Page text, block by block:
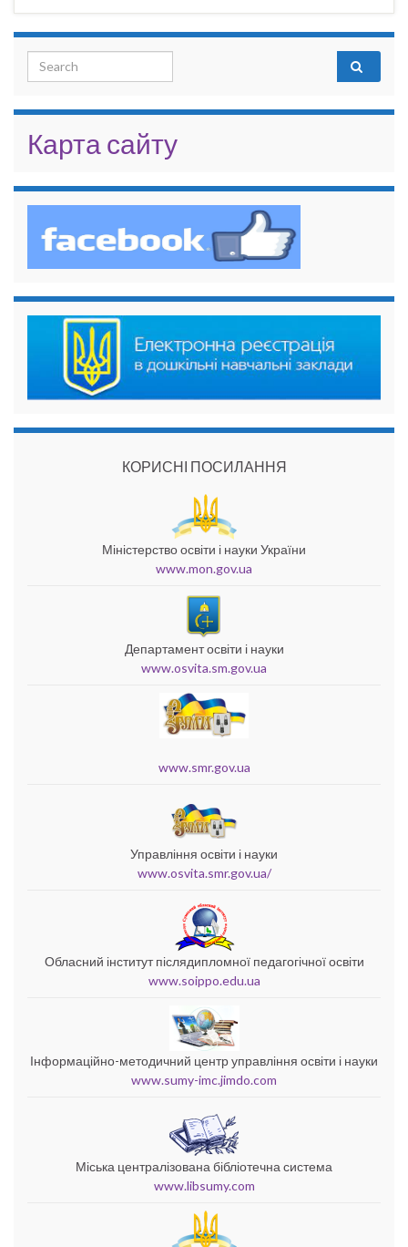
Search for:
Карта сайту
КОРИСНІ ПОСИЛАННЯ
Міністерство освіти і науки України
www.mon.gov.ua
Департамент освіти і науки
www.osvita.sm.gov.ua
www.smr.gov.ua
Управління освіти і науки
www.osvita.smr.gov.ua/
Обласний інститут післядипломної педагогічної освіти
www.soippo.edu.ua
Інформаційно-методичний центр управління освіти і науки
www.sumy-imc.jimdo.com
Міська централізована бібліотечна система
www.libsumy.com